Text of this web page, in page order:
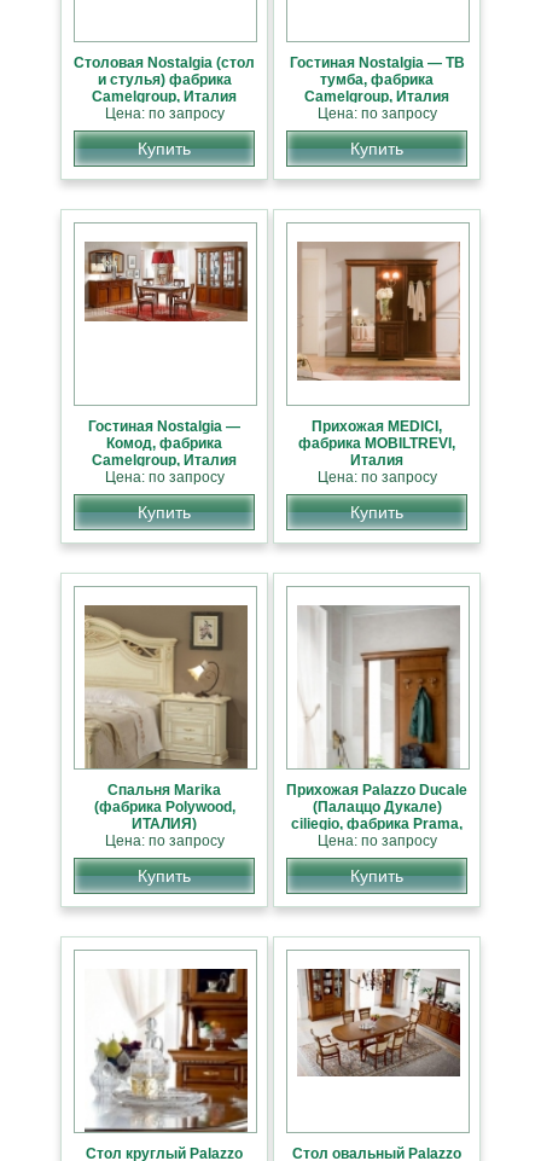
Столовая Nostalgia (стол
и стулья) фабрика
Camelgroup, Италия
Цена: по запросу
Купить
Гостиная Nostalgia — ТВ
тумба, фабрика
Camelgroup, Италия
Цена: по запросу
Купить
Гостиная Nostalgia —
Комод, фабрика
Camelgroup, Италия
Цена: по запросу
Купить
Прихожая MEDICI,
фабрика MOBILTREVI,
Италия
Цена: по запросу
Купить
Спальня Marika
(фабрика Polywood,
ИТАЛИЯ)
Цена: по запросу
Купить
Прихожая Palazzo Ducale
(Палаццо Дукале)
ciliegio, фабрика Prama,
классика НОВИНКА
Цена: по запросу
Купить
Стол круглый Palazzo Стол овальный Palazzo